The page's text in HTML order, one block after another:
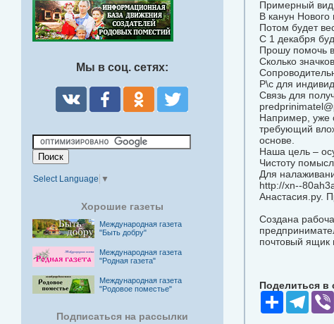
Мы в соц. сетях:
Select Language ▼
Хорошие газеты
Международная газета
"Быть добру"
Международная газета
"Родная газета"
Международная газета
"Родовое поместье"
Подписаться на рассылки
Примерный вид
В канун Нового
Потом будет
С 1 декабря
Прошу помочь
Сколько
Р\с для
Связь для
Например, уже
требующий
основе.
Наша цель –
Чистоту
Для
http://xn--
Анастасия.ру.
Создана
почтовый ящик
Поделиться в
Share